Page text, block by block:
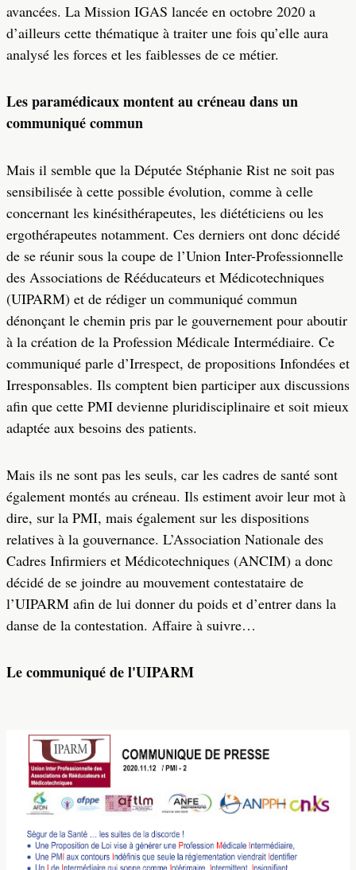
avancées. La Mission IGAS lancée en octobre 2020 a
d’ailleurs cette thématique à traiter une fois qu’elle aura
analysé les forces et les faiblesses de ce métier.
Les paramédicaux montent au créneau dans un
communiqué commun
Mais il semble que la Députée Stéphanie Rist ne soit pas
sensibilisée à cette possible évolution, comme à celle
concernant les kinésithérapeutes, les diététiciens ou les
ergothérapeutes notamment. Ces derniers ont donc décidé
de se réunir sous la coupe de l’Union Inter-Professionnelle
des Associations de Rééducateurs et Médicotechniques
(UIPARM) et de rédiger un communiqué commun
dénonçant le chemin pris par le gouvernement pour aboutir
à la création de la Profession Médicale Intermédiaire. Ce
communiqué parle d’Irrespect, de propositions Infondées et
Irresponsables. Ils comptent bien participer aux discussions
afin que cette PMI devienne pluridisciplinaire et soit mieux
adaptée aux besoins des patients.
Mais ils ne sont pas les seuls, car les cadres de santé sont
également montés au créneau. Ils estiment avoir leur mot à
dire, sur la PMI, mais également sur les dispositions
relatives à la gouvernance. L’Association Nationale des
Cadres Infirmiers et Médicotechniques (ANCIM) a donc
décidé de se joindre au mouvement contestataire de
l’UIPARM afin de lui donner du poids et d’entrer dans la
danse de la contestation. Affaire à suivre…
Le communiqué de l'UIPARM